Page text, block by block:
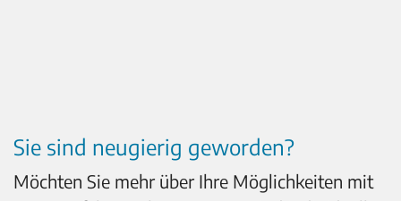
Sie sind neugierig geworden?
Möchten Sie mehr über Ihre Möglichkeiten mit